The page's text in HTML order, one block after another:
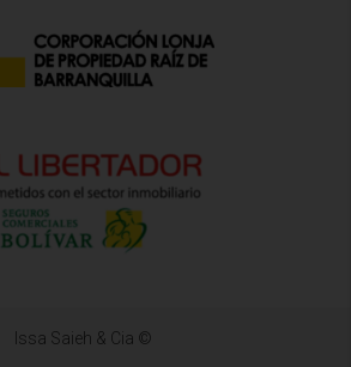
Issa Saieh & Cia ©